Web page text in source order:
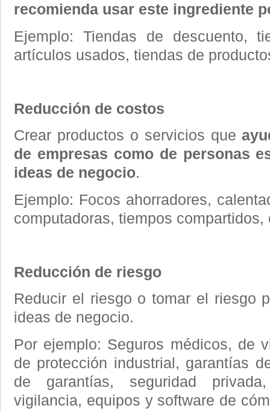
recomienda usar este ingrediente
Ejemplo: Tiendas de descuento,
artículos usados, tiendas de
Reducción de costos
Crear productos o servicios que
de empresas como de personas
ideas de negocio.
Ejemplo: Focos ahorradores,
computadoras, tiempos compartidos,
Reducción de riesgo
Reducir el riesgo o tomar el riesgo
ideas de negocio.
Por ejemplo: Seguros médicos, de
de protección industrial, garantías
de garantías, seguridad
vigilancia, equipos y software de